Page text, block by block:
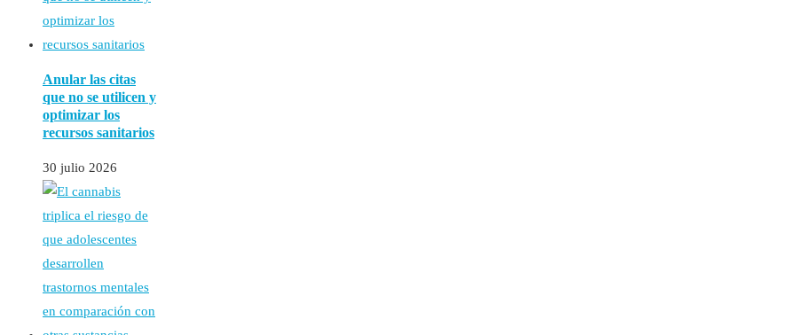
Anular las citas
que no se utilicen y
optimizar los
recursos sanitarios
30 julio 2026